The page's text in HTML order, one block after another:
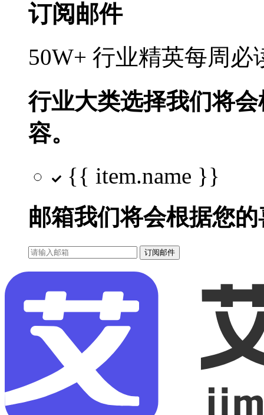
订阅邮件
50W+ 行业精英每周
行业大类选择我们将
容。
{{ item.name }}
邮箱我们将会根据您
订阅邮件